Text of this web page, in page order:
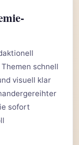
schnell
visuell klar
sofort